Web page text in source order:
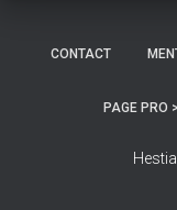
CONTACT
PAGE PRO